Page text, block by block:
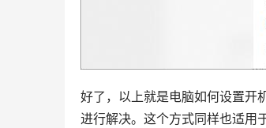
好了，以上就是电脑如何设置开
进行解决。这个方式同样也适用